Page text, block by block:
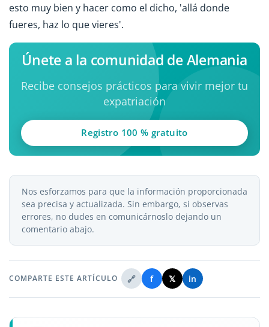
esto muy bien y hacer como el dicho, 'allá donde
fueres, haz lo que vieres'.
Únete a la comunidad de Alemania
Recibe consejos prácticos para vivir mejor tu
expatriación
Registro 100 % gratuito
Nos esforzamos para que la información proporcionada
sea precisa y actualizada. Sin embargo, si observas
errores, no dudes en comunicárnoslo dejando un
comentario abajo.
COMPARTE ESTE ARTÍCULO 🔗 f 𝕏 in